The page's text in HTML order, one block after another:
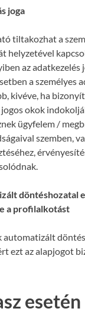
joga
tiltakozhat a
helyzetével
az adatkezelés
a személyes
kivéve, ha
okok
ügyfelem /
szemben,
döntéshozatal
a profilalkotást
automatizált
ezt az alapjogot
esetén